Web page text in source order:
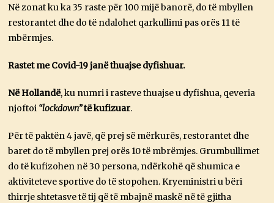
Në zonat ku ka 35 raste për 100 mijë banorë, do të mbyllen
restorantet dhe do të ndalohet qarkullimi pas orës 11 të
mbërmjes.
Rastet me Covid-19 janë thuajse dyfishuar.
Në Hollandë, ku numri i rasteve thuajse u dyfishua, qeveria
njoftoi “lockdown”të kufizuar.
Për të paktën 4 javë, që prej së mërkurës, restorantet dhe
baret do të mbyllen prej orës 10 të mbrëmjes. Grumbullimet
do të kufizohen në 30 persona, ndërkohë që shumica e
aktiviteteve sportive do të stopohen. Kryeministri u bëri
thirrje shtetasve të tij që të mbajnë maskë në të gjitha